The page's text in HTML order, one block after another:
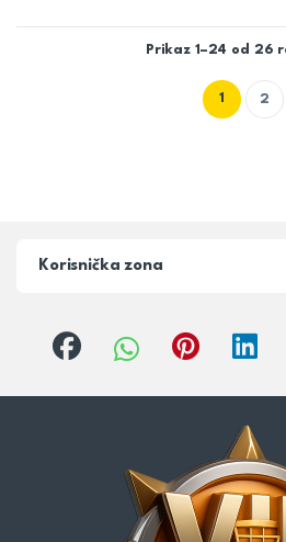
Prikaz 1–24 od 26
1 2
Korisnička zona